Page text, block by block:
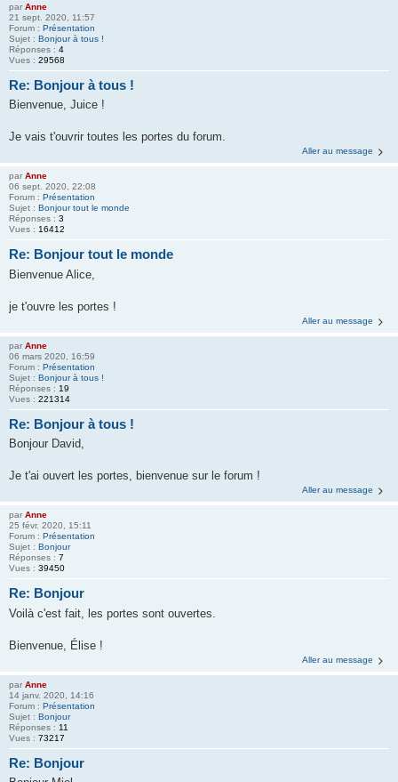
par Anne
21 sept. 2020, 11:57
Forum : Présentation
Sujet : Bonjour à tous !
Réponses : 4
Vues : 29568
Re: Bonjour à tous !
Bienvenue, Juice !
Je vais t'ouvrir toutes les portes du forum.
Aller au message
par Anne
06 sept. 2020, 22:08
Forum : Présentation
Sujet : Bonjour tout le monde
Réponses : 3
Vues : 16412
Re: Bonjour tout le monde
Bienvenue Alice,
je t'ouvre les portes !
Aller au message
par Anne
06 mars 2020, 16:59
Forum : Présentation
Sujet : Bonjour à tous !
Réponses : 19
Vues : 221314
Re: Bonjour à tous !
Bonjour David,
Je t'ai ouvert les portes, bienvenue sur le forum !
Aller au message
par Anne
25 févr. 2020, 15:11
Forum : Présentation
Sujet : Bonjour
Réponses : 7
Vues : 39450
Re: Bonjour
Voilà c'est fait, les portes sont ouvertes.
Bienvenue, Élise !
Aller au message
par Anne
14 janv. 2020, 14:16
Forum : Présentation
Sujet : Bonjour
Réponses : 11
Vues : 73217
Re: Bonjour